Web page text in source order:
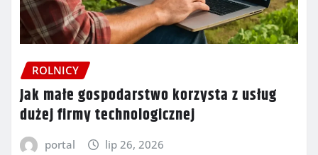
ROLNICY
Jak małe gospodarstwo korzysta z usług
dużej firmy technologicznej
portal lip 26, 2026